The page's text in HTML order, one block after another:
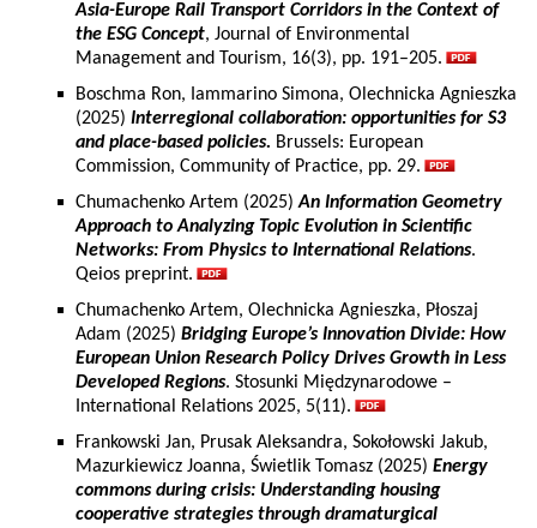
Asia-Europe Rail Transport Corridors in the Context of
the ESG Concept, Journal of Environmental
Management and Tourism, 16(3), pp. 191–205.
Boschma Ron, Iammarino Simona, Olechnicka Agnieszka
(2025) Interregional collaboration: opportunities for S3
and place-based policies. Brussels: European
Commission, Community of Practice, pp. 29.
Chumachenko Artem (2025)An Information Geometry
Approach to Analyzing Topic Evolution in Scientific
Networks: From Physics to International Relations.
Qeios preprint.
Chumachenko Artem, Olechnicka Agnieszka, Płoszaj
Adam (2025) Bridging Europe’s Innovation Divide: How
European Union Research Policy Drives Growth in Less
Developed Regions. Stosunki Międzynarodowe –
International Relations 2025, 5(11).
Frankowski Jan, Prusak Aleksandra, Sokołowski Jakub,
Mazurkiewicz Joanna, Świetlik Tomasz (2025) Energy
commons during crisis: Understanding housing
cooperative strategies through dramaturgical